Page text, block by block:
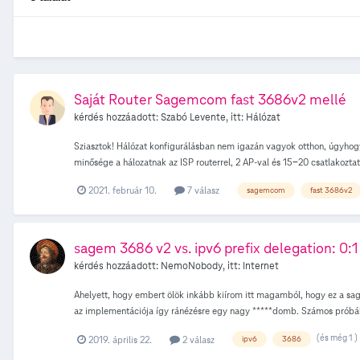
Saját Router Sagemcom fast 3686v2 mellé
kérdés hozzáadott:Szabó Levente, itt: Hálózat
Sziasztok! Hálózat konfigurálásban nem igazán vagyok otthon,
minősége a hálozatnak az ISP routerrel, 2 AP-val és 15-20
routeremen, azonban az nem működött, nem volt net. (megnéztem
Ebben az esetben az ISP router majdnem ugyanannyira van terhelve,
2021. február 10. 7 válasz sagemcom fast 3686v2
sagem 3686 v2 vs. ipv6 prefix delegation: 0:1
kérdés hozzáadott: NemoNobody, itt: Internet
Ahelyett, hogy embert ölök inkább kiírom itt magamból, hogy ez a
az implementációja így ránézésre egy nagy *****domb. Számos
prefixet felém route-olja; képtelen egyszerre több prefixet kiadni; ha
2019. április 22. 2 válasz ipv6 3686 (és még 1 )